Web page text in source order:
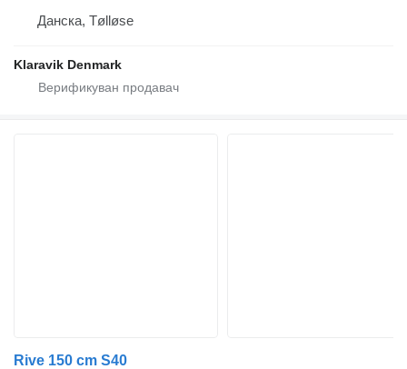
Данска, Tølløse
Klaravik Denmark
Rive 150 cm S40